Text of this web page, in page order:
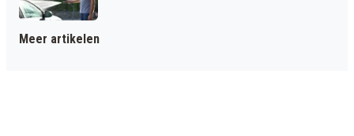
Meer artikelen